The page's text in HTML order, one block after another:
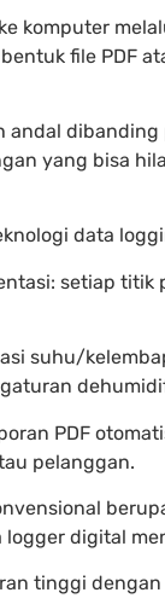
komputer
file PDF
andal
yang bisa
data
setiap
suhu/
PDF
pelanggan.
digital
tinggi